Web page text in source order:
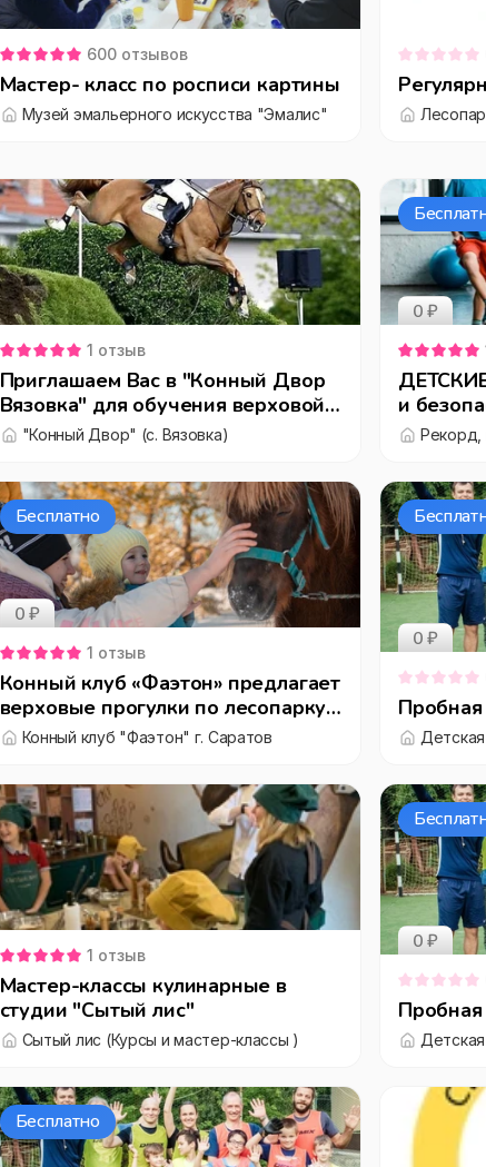
600 отзывов
Мастер- класс по росписи картины
Музей эмальерного искусства "Эмалис"
1 отзыв
Приглашаем Вас в "Конный Двор
Вязовка" для обучения верховой
езде.
"Конный Двор" (c. Вязовка)
0 ₽
и
Бесплатно
0 ₽
1 отзыв
Конный клуб «Фаэтон» предлагает
верховые прогулки по лесопарку
Кумысная поляна, а также
Конный клуб "Фаэтон" г. Саратов
0 ₽
1 отзыв
Мастер-классы кулинарные в
студии "Сытый лис"
Сытый лис (Курсы и мастер-классы )
0 ₽
Бесплатно